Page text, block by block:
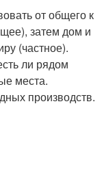
от общего к
затем дом и
(частное).
ли рядом
места.
производств.